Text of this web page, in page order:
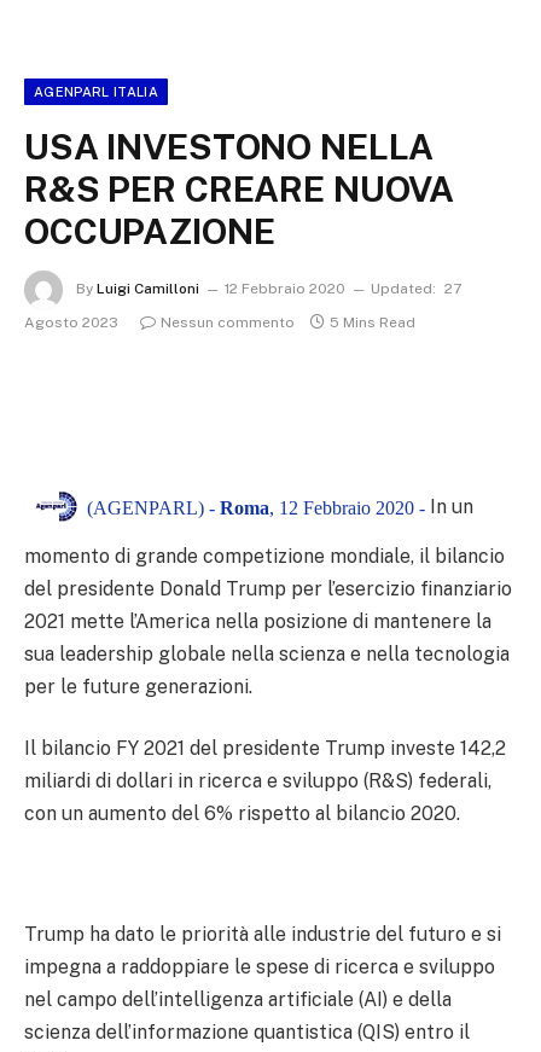
AGENPARL ITALIA
USA INVESTONO NELLA
R&S PER CREARE NUOVA
OCCUPAZIONE
By Luigi Camilloni 12 Febbraio 2020 Updated: 27
Agosto 2023
Nessun commento 5 Mins Read
(AGENPARL) - Roma, 12 Febbraio 2020 - In un
momento di grande competizione mondiale, il bilancio
del presidente Donald Trump per l’esercizio finanziario
2021 mette l’America nella posizione di mantenere la
sua leadership globale nella scienza e nella tecnologia
per le future generazioni.
Il bilancio FY 2021 del presidente Trump investe 142,2
miliardi di dollari in ricerca e sviluppo (R&S) federali,
con un aumento del 6% rispetto al bilancio 2020.
Trump ha dato le priorità alle industrie del futuro e si
impegna a raddoppiare le spese di ricerca e sviluppo
nel campo dell’intelligenza artificiale (AI) e della
scienza dell’informazione quantistica (QIS) entro il